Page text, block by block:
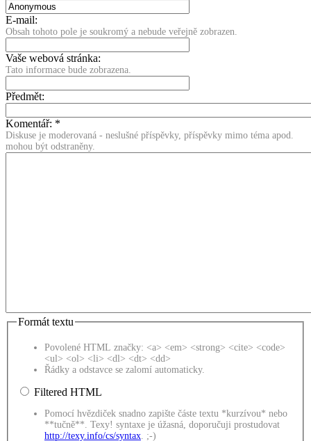
E-mail:
Obsah tohoto pole je soukromý a nebude veřejně zobrazen.
Vaše webová stránka:
Tato informace bude zobrazena.
Předmět:
Komentář: *
Diskuse je moderovaná - neslušné příspěvky, příspěvky mimo téma apod.
mohou být odstraněny.
Formát textu
Povolené HTML značky: <a> <em> <strong> <cite> <code>
<ul> <ol> <li> <dl> <dt> <dd>
Řádky a odstavce se zalomí automaticky.
Filtered HTML
Pomocí hvězdiček snadno zapište částe textu *kurzívou* nebo
**tučně**. Texy! syntaxe je úžasná, doporučuji prostudovat
http://texy.info/cs/syntax . ;-)